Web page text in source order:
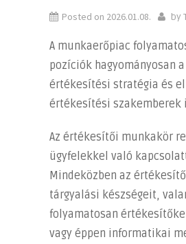
Posted on 2026.01.08. by
A munkaerőpiac
pozíciók hagyományosan
értékesítési stratégia és
értékesítési szakemberek
Az értékesítői munkakör
ügyfelekkel való
Mindeközben az
tárgyalási készségeit,
folyamatosan
vagy éppen informatikai